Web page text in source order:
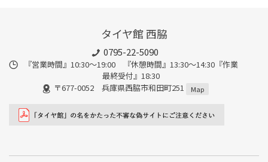
タイヤ館 西脇
0795-22-5090
『営業時間』10:30～19:00 『休憩時間』13:30～14:30『作業
最終受付』18:30
〒677-0052 兵庫県西脇市和田町251
Map